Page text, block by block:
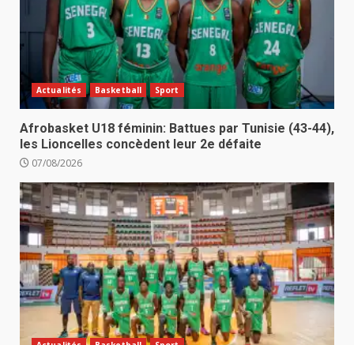
Actualités Basketball Sport
Afrobasket U18 féminin: Battues par Tunisie (43-44),
les Lioncelles concèdent leur 2e défaite
07/08/2026